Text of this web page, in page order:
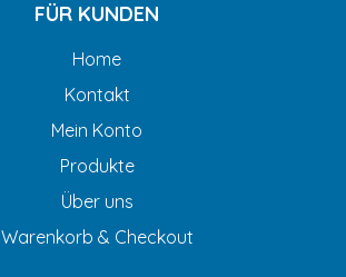
FÜR KUNDEN
Home
Kontakt
Mein Konto
Produkte
Über uns
Warenkorb & Checkout